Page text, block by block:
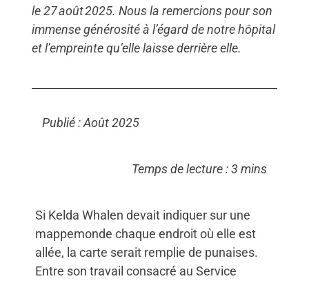
le 27 août 2025. Nous la remercions pour son
immense générosité à l’égard de notre hôpital
et l’empreinte qu’elle laisse derrière elle.
Publié : Août 2025
Temps de lecture : 3 mins
Si Kelda Whalen devait indiquer sur une
mappemonde chaque endroit où elle est
allée, la carte serait remplie de punaises.
Entre son travail consacré au Service